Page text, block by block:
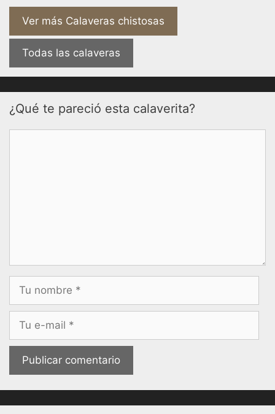
Ver más Calaveras chistosas
Todas las calaveras
¿Qué te pareció esta calaverita?
Nombre
Correo